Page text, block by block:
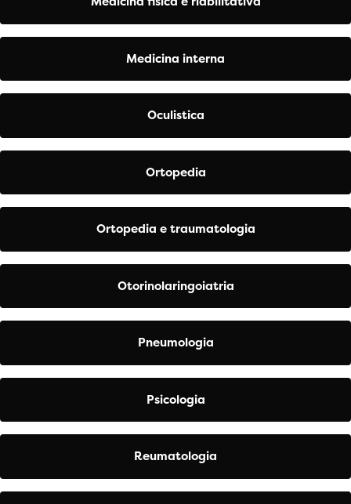
Medicina interna
Oculistica
Ortopedia
Ortopedia e traumatologia
Otorinolaringoiatria
Pneumologia
Psicologia
Reumatologia